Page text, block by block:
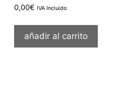
0,00€ IVA Incluido
añadir al carrito